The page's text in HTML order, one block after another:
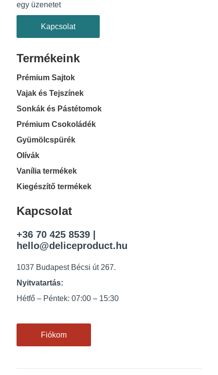
egy üzenetet
Kapcsolat
Termékeink
Prémium Sajtok
Vajak és Tejszínek
Sonkák és Pástétomok
Prémium Csokoládék
Gyümölcspürék
Olívák
Vanília termékek
Kiegészítő termékek
Kapcsolat
+36 70 425 8539|
hello@deliceproduct.hu
1037 Budapest Bécsi út 267.
Nyitvatartás:
Hétfő – Péntek: 07:00 – 15:30
Fiókom